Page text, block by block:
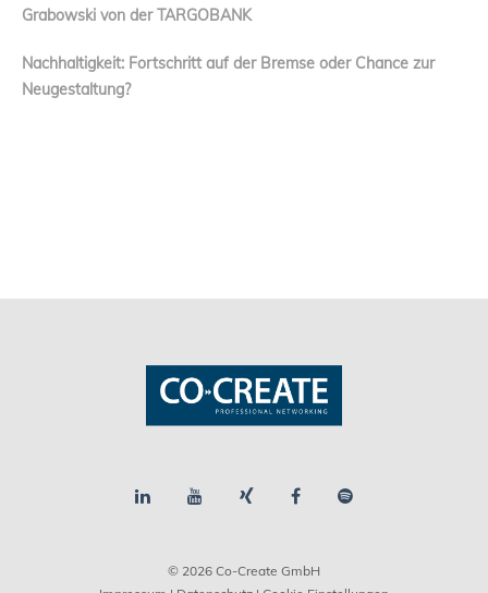
Grabowski von der TARGOBANK
Nachhaltigkeit: Fortschritt auf der Bremse oder Chance zur
Neugestaltung?
© 2026 Co-Create GmbH